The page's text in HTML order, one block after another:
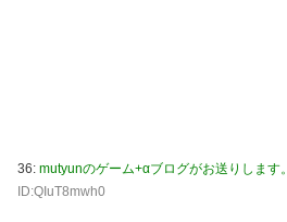
36: mutyunのゲーム+αブログがお送りします。
ID:QIuT8mwh0